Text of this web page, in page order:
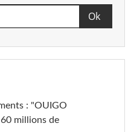
: "OUIGO
millions de